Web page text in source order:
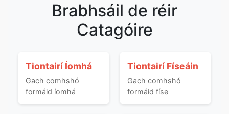
Brabhsáil de réir
Catagóire
Tiontairí Íomhá
Gach comhshó
formáid íomhá
Tiontairí Físeáin
Gach comhshó
formáid físe